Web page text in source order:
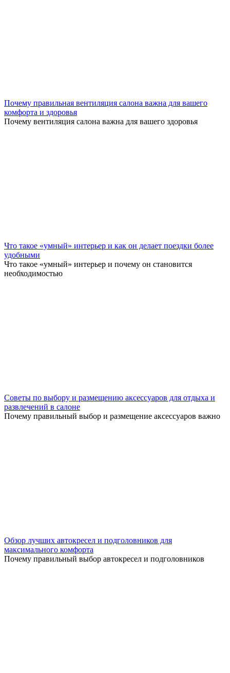
Почему правильная вентиляция салона важна для вашего
комфорта и здоровья
Почему вентиляция салона важна для вашего здоровья
Что такое «умный» интерьер и как он делает поездки более
удобными
Что такое «умный» интерьер и почему он становится
необходимостью
Советы по выбору и размещению аксессуаров для отдыха и
развлечений в салоне
Почему правильный выбор и размещение аксессуаров важно
Обзор лучших автокресел и подголовников для
максимального комфорта
Почему правильный выбор автокресел и подголовников